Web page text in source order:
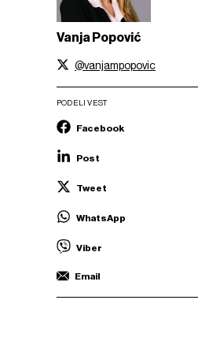
Vanja Popović
@vanjampopovic
PODELI VEST
Facebook
Post
Tweet
WhatsApp
Viber
Email